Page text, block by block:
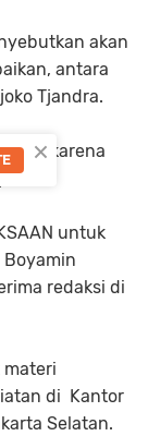
akan
antara
Tjandra.
karena
untuk
redaksi di
materi
di Kantor
Selatan.
×